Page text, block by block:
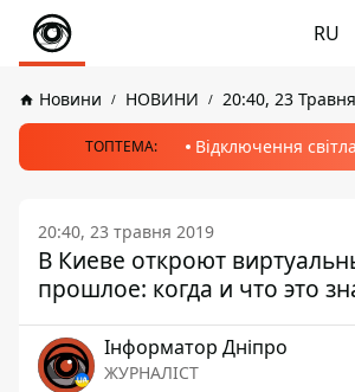
RU
Новини НОВИНИ 20:40, 23
ТОПТЕМА: Відключення
20:40, 23 травня 2019
В Киеве откроют
прошлое: когда и что это
Інформатор Дніпро
ЖУРНАЛІСТ